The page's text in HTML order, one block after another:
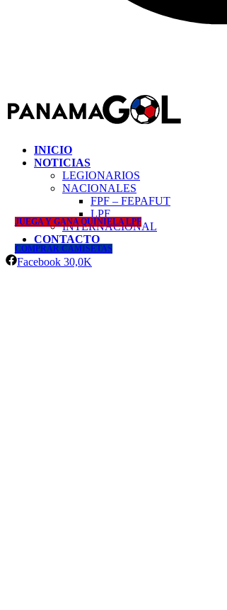
INICIO
NOTICIAS
LEGIONARIOS
NACIONALES
FPF – FEPAFUT
LPF
INTERNACIONAL
CONTACTO
JUEGA Y GANA QUINIELA LPF
COMPRAR CAMISETAS
Facebook 30,0K